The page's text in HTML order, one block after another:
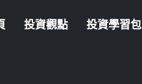
投資觀點 投資學習包